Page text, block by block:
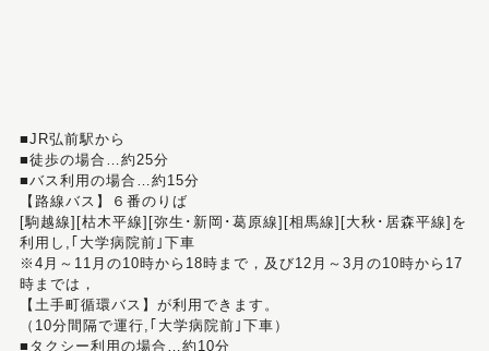
■JR弘前駅から
■徒歩の場合…約25分
■バス利用の場合…約15分
【路線バス】６番のりば
[駒越線][枯木平線][弥生･新岡･葛原線][相馬線][大秋･居森平線]を
利用し,｢大学病院前｣下車
※4月～11月の10時から18時まで，及び12月～3月の10時から17
時までは，
【土手町循環バス】が利用できます。
（10分間隔で運行,｢大学病院前｣下車）
■タクシー利用の場合…約10分